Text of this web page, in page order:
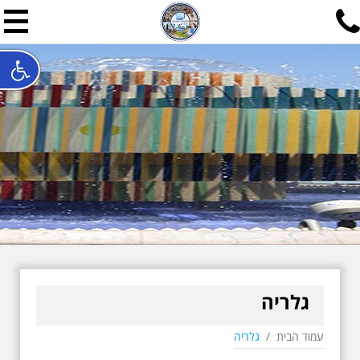
תל אביב שלי
תיור ישראלי בעריכת אילן
האתר המרכזי להיסטוריה של תל אביב ותולדות ארץ ישראל -
חייגו עכשיו:052-7747748
שלחו פנייה:ilan@mytelaviv.co.il
English עברית צור קשר
גלריה
עמוד הבית / גלריה